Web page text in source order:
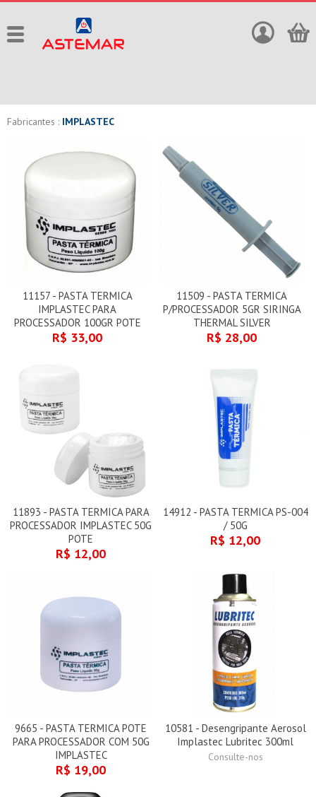
Fabricantes : IMPLASTEC
11157 - PASTA TERMICA
IMPLASTEC PARA
PROCESSADOR 100GR POTE
R$ 33,00
11509 - PASTA TERMICA
P/PROCESSADOR 5GR SIRINGA
THERMAL SILVER
R$ 28,00
11893 - PASTA TERMICA PARA
PROCESSADOR IMPLASTEC 50G
POTE
R$ 12,00
14912 - PASTA TERMICA PS-004
/ 50G
R$ 12,00
9665 - PASTA TERMICA POTE
PARA PROCESSADOR COM 50G
IMPLASTEC
R$ 19,00
10581 - Desengripante Aerosol
Implastec Lubritec 300ml
Consulte-nos